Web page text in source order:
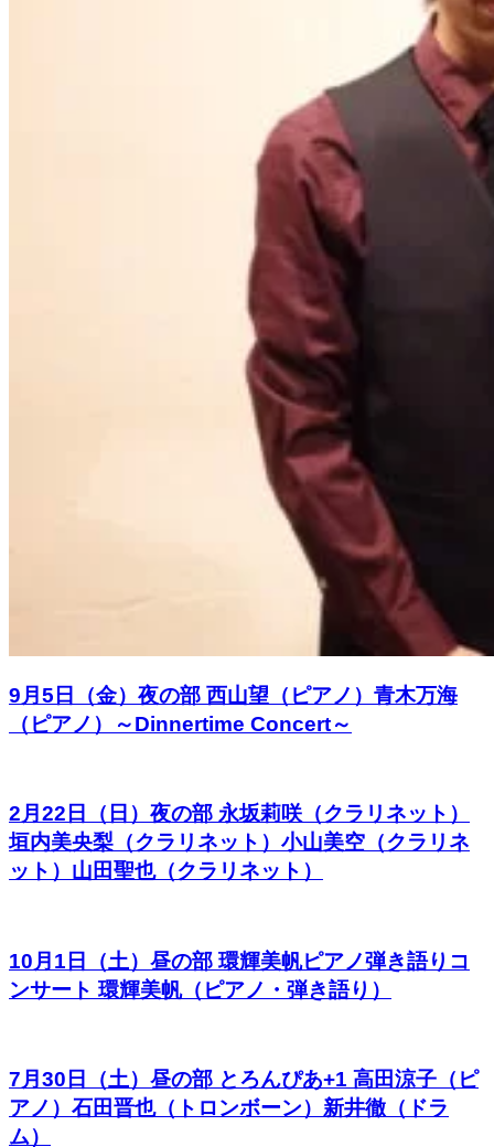
9月5日（金）夜の部 西山望（ピアノ）青木万海
（ピアノ）～Dinnertime Concert～
2月22日（日）夜の部 永坂莉咲（クラリネット）
垣内美央梨（クラリネット）小山美空（クラリネ
ット）山田聖也（クラリネット）
10月1日（土）昼の部 環輝美帆ピアノ弾き語りコ
ンサート 環輝美帆（ピアノ・弾き語り）
7月30日（土）昼の部 とろんぴあ+1 高田涼子（ピ
アノ）石田晋也（トロンボーン）新井徹（ドラ
ム）